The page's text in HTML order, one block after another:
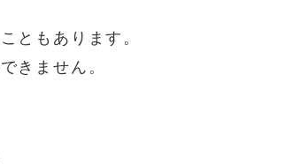
ともあります。
きません。